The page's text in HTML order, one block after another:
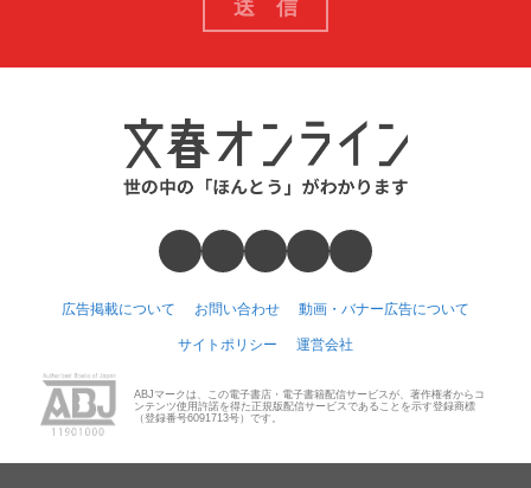
広告掲載について お問い合わせ 動画・バナー広告について
サイトポリシー 運営会社
ABJマークは、この電子書店・電子書籍配信サービスが、著作権者からコ
ンテンツ使用許諾を得た正規版配信サービスであることを示す登録商標
（登録番号6091713号）です。